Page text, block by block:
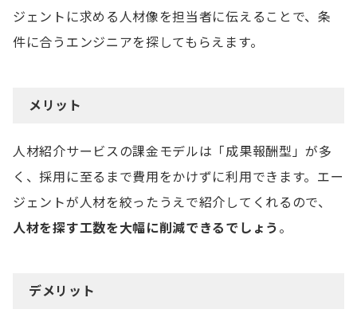
ジェントに求める人材像を担当者に伝えることで、条
件に合うエンジニアを探してもらえます。
メリット
人材紹介サービスの課金モデルは「成果報酬型」が多
く、採用に至るまで費用をかけずに利用できます。エー
ジェントが人材を絞ったうえで紹介してくれるので、
人材を探す工数を大幅に削減できるでしょう 。
デメリット